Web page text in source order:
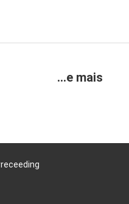
...e mais